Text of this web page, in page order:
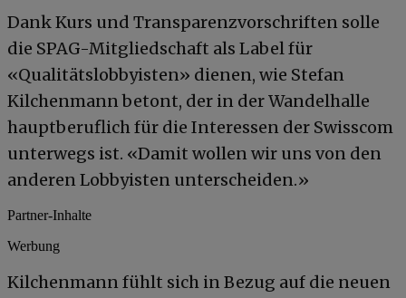
Dank Kurs und Transparenzvorschriften solle
die SPAG-Mitgliedschaft als Label für
«Qualitätslobbyisten» dienen, wie Stefan
Kilchenmann betont, der in der Wandelhalle
hauptberuflich für die Interessen der Swisscom
unterwegs ist. «Damit wollen wir uns von den
anderen Lobbyisten unterscheiden.»
Partner-Inhalte
Werbung
Kilchenmann fühlt sich in Bezug auf die neuen